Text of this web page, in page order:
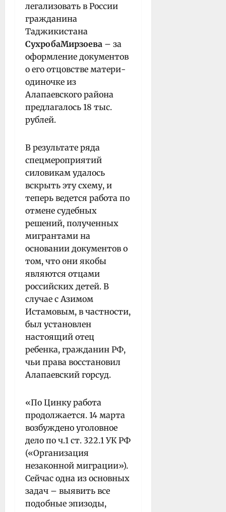
легализовать в России
гражданина
Таджикистана
СухробаМирзоева – за
оформление документов
о его отцовстве матери-
одиночке из
Алапаевского района
предлагалось 18 тыс.
рублей.
В результате ряда
спецмероприятий
силовикам удалось
вскрыть эту схему, и
теперь ведется работа по
отмене судебных
решений, полученных
мигрантами на
основании документов о
том, что они якобы
являются отцами
российских детей. В
случае с Азимом
Истамовым, в частности,
был установлен
настоящий отец
ребенка, гражданин РФ,
чьи права восстановил
Алапаевский горсуд.
«По Цинку работа
продолжается. 14 марта
возбуждено уголовное
дело по ч.1 ст. 322.1 УК РФ
(«Организация
незаконной миграции»).
Сейчас одна из основных
задач – выявить все
подобные эпизоды,